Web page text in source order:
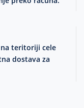
teritoriji cele
dostava za